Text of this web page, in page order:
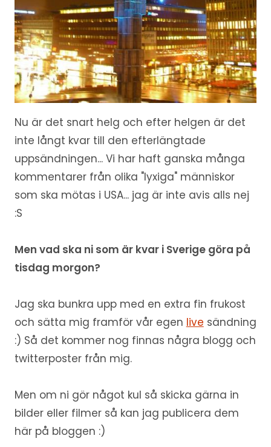
Nu är det snart helg och efter helgen är det
inte långt kvar till den efterlängtade
uppsändningen... Vi har haft ganska många
kommentarer från olika "lyxiga" människor
som ska mötas i USA... jag är inte avis alls nej
:S
Men vad ska ni som är kvar i Sverige göra på
tisdag morgon?
Jag ska bunkra upp med en extra fin frukost
och sätta mig framför vår egen live sändning
:) Så det kommer nog finnas några blogg och
twitterposter från mig.
Men om ni gör något kul så skicka gärna in
bilder eller filmer så kan jag publicera dem
här på bloggen :)